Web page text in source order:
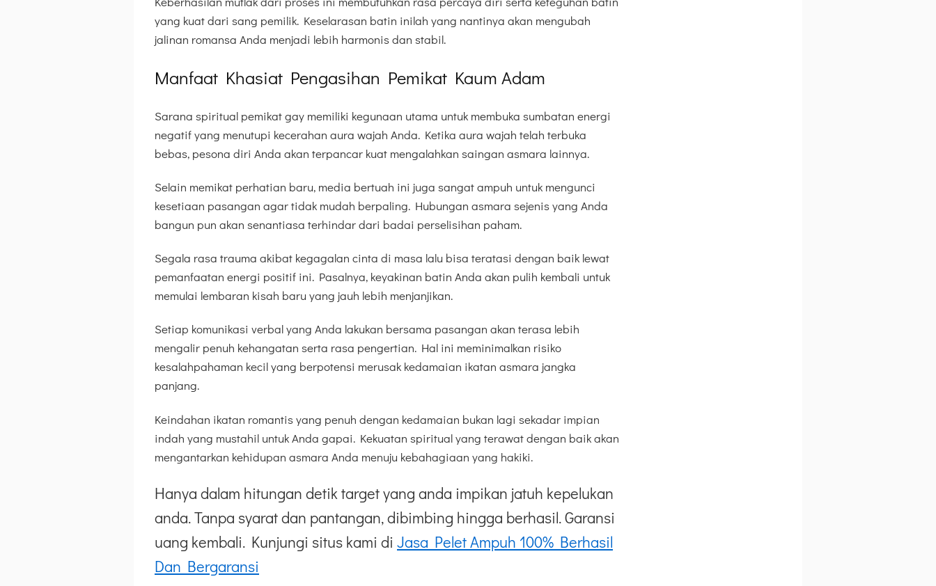
yang kuat dari sang pemilik. Keselarasan batin inilah yang nantinya akan mengubah
jalinan romansa Anda menjadi lebih harmonis dan stabil.
Manfaat Khasiat Pengasihan Pemikat Kaum Adam
Sarana spiritual pemikat gay memiliki kegunaan utama untuk membuka sumbatan energi
negatif yang menutupi kecerahan aura wajah Anda. Ketika aura wajah telah terbuka
bebas, pesona diri Anda akan terpancar kuat mengalahkan saingan asmara lainnya.
Selain memikat perhatian baru, media bertuah ini juga sangat ampuh untuk mengunci
kesetiaan pasangan agar tidak mudah berpaling. Hubungan asmara sejenis yang Anda
bangun pun akan senantiasa terhindar dari badai perselisihan paham.
Segala rasa trauma akibat kegagalan cinta di masa lalu bisa teratasi dengan baik lewat
pemanfaatan energi positif ini. Pasalnya, keyakinan batin Anda akan pulih kembali untuk
memulai lembaran kisah baru yang jauh lebih menjanjikan.
Setiap komunikasi verbal yang Anda lakukan bersama pasangan akan terasa lebih
mengalir penuh kehangatan serta rasa pengertian. Hal ini meminimalkan risiko
kesalahpahaman kecil yang berpotensi merusak kedamaian ikatan asmara jangka
panjang.
Keindahan ikatan romantis yang penuh dengan kedamaian bukan lagi sekadar impian
indah yang mustahil untuk Anda gapai. Kekuatan spiritual yang terawat dengan baik akan
mengantarkan kehidupan asmara Anda menuju kebahagiaan yang hakiki.
Hanya dalam hitungan detik target yang anda impikan jatuh kepelukan
anda. Tanpa syarat dan pantangan, dibimbing hingga berhasil. Garansi
uang kembali. Kunjungi situs kami di Jasa Pelet Ampuh 100% Berhasil
Dan Bergaransi